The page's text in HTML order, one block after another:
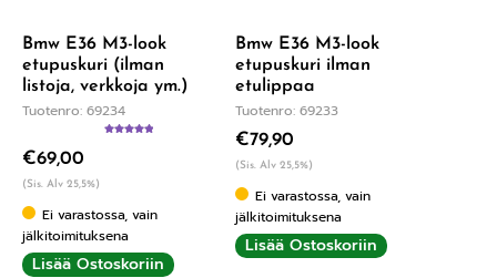
Bmw E36 M3-look
etupuskuri (ilman
listoja, verkkoja ym.)
Tuotenro: 69234
€69,00
(Sis. Alv 25,5%)
Ei varastossa, vain
jälkitoimituksena
Lisää Ostoskoriin
Bmw E36 M3-look
etupuskuri ilman
etulippaa
Tuotenro: 69233
€79,90
(Sis. Alv 25,5%)
Ei varastossa, vain
jälkitoimituksena
Lisää Ostoskoriin